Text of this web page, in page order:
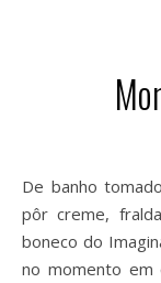
De banho tomado, coloco o Daniel no muda fraldas para
pôr creme,
boneco do
no momento em